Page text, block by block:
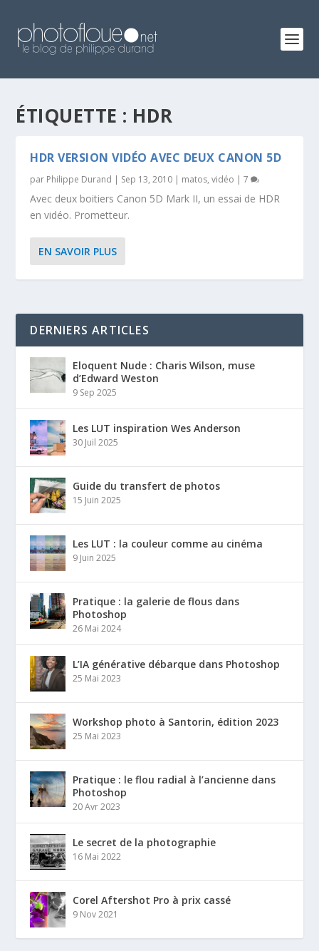
ÉTIQUETTE : HDR
HDR VERSION VIDÉO AVEC DEUX CANON 5D
par Philippe Durand | Sep 13, 2010 | matos,vidéo |7
Avec deux boitiers Canon 5D Mark II, un essai de HDR
en vidéo. Prometteur.
EN SAVOIR PLUS
DERNIERS ARTICLES
Eloquent Nude : Charis Wilson, muse
d’Edward Weston
9 Sep 2025
Les LUT inspiration Wes Anderson
30 Juil 2025
Guide du transfert de photos
15 Juin 2025
Les LUT : la couleur comme au cinéma
9 Juin 2025
Pratique : la galerie de flous dans
Photoshop
26 Mai 2024
L’IA générative débarque dans Photoshop
25 Mai 2023
Workshop photo à Santorin, édition 2023
25 Mai 2023
Pratique : le flou radial à l’ancienne dans
Photoshop
20 Avr 2023
Le secret de la photographie
16 Mai 2022
Corel Aftershot Pro à prix cassé
9 Nov 2021